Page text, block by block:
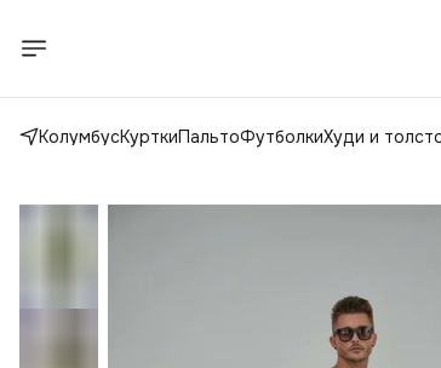
КолумбусКурткиПальтоФутболкиХуди и